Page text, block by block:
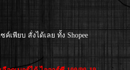
เพียบ สั่งได้เลย ทั้ง Shopee